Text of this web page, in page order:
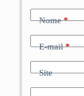
Nome*
E-mail*
Site